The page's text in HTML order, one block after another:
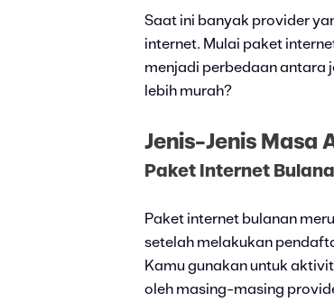
Saat ini banyak provider
internet. Mulai paket
menjadi perbedaan antara
lebih murah?
Jenis-Jenis Masa
Paket Internet
Paket internet bulanan
setelah melakukan
Kamu gunakan untuk
oleh masing-masing